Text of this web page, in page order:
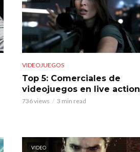
VIDEOJUEGOS
Top 5: Comerciales de
videojuegos en live action
736 views 3 min read
VIDEO